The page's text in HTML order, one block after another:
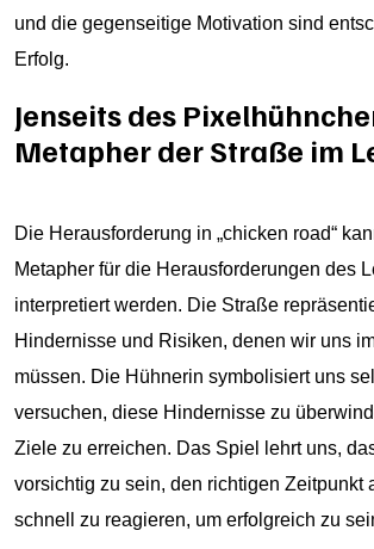
und die gegenseitige Motivation sind
Erfolg.
Jenseits des
Metapher der Straße im
Die Herausforderung in „chicken road“
Metapher für die Herausforderungen des
interpretiert werden. Die Straße
Hindernisse und Risiken, denen wir uns
müssen. Die Hühnerin symbolisiert uns
versuchen, diese Hindernisse zu
Ziele zu erreichen. Das Spiel lehrt uns,
vorsichtig zu sein, den richtigen Zeitpunkt
schnell zu reagieren, um erfolgreich zu